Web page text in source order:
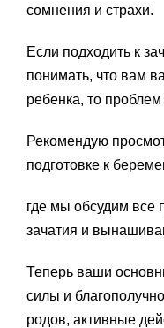
сомнения и страхи.
Если подходить к
понимать, что вам
ребенка, то
Рекомендую
подготовке к
где мы обсудим все
зачатия и
Теперь ваши
силы и
родов, активные